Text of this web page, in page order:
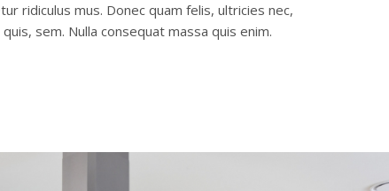
ridiculus mus. Donec quam felis, ultricies nec,
sem. Nulla consequat massa quis enim.